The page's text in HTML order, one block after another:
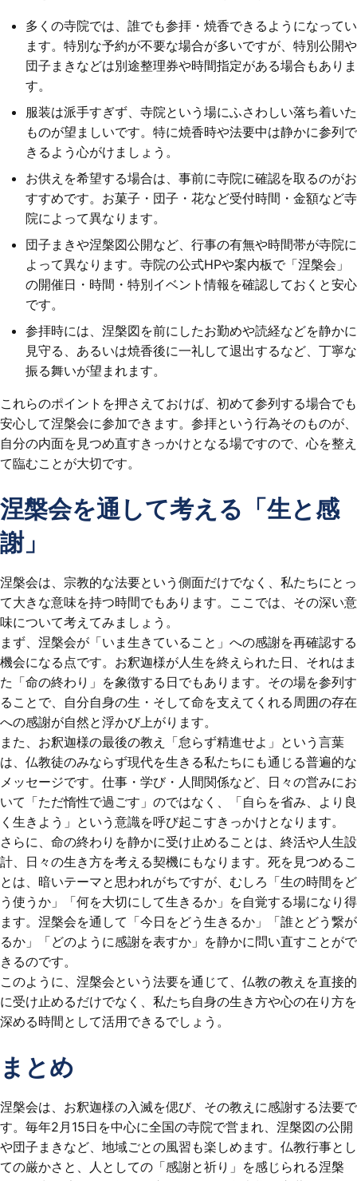
多くの寺院では、誰でも参拝・焼香できるようになってい
ます。特別な予約が不要な場合が多いですが、特別公開や
団子まきなどは別途整理券や時間指定がある場合もありま
す。
服装は派手すぎず、寺院という場にふさわしい落ち着いた
ものが望ましいです。特に焼香時や法要中は静かに参列で
きるよう心がけましょう。
お供えを希望する場合は、事前に寺院に確認を取るのがお
すすめです。お菓子・団子・花など受付時間・金額など寺
院によって異なります。
団子まきや涅槃図公開など、行事の有無や時間帯が寺院に
よって異なります。寺院の公式HPや案内板で「涅槃会」
の開催日・時間・特別イベント情報を確認しておくと安心
です。
参拝時には、涅槃図を前にしたお勤めや読経などを静かに
見守る、あるいは焼香後に一礼して退出するなど、丁寧な
振る舞いが望まれます。
これらのポイントを押さえておけば、初めて参列する場合でも
安心して涅槃会に参加できます。参拝という行為そのものが、
自分の内面を見つめ直すきっかけとなる場ですので、心を整え
て臨むことが大切です。
涅槃会を通して考える「生と感
謝」
涅槃会は、宗教的な法要という側面だけでなく、私たちにとっ
て大きな意味を持つ時間でもあります。ここでは、その深い意
味について考えてみましょう。
まず、涅槃会が「いま生きていること」への感謝を再確認する
機会になる点です。お釈迦様が人生を終えられた日、それはま
た「命の終わり」を象徴する日でもあります。その場を参列す
ることで、自分自身の生・そして命を支えてくれる周囲の存在
への感謝が自然と浮かび上がります。
また、お釈迦様の最後の教え「怠らず精進せよ」という言葉
は、仏教徒のみならず現代を生きる私たちにも通じる普遍的な
メッセージです。仕事・学び・人間関係など、日々の営みにお
いて「ただ惰性で過ごす」のではなく、「自らを省み、より良
く生きよう」という意識を呼び起こすきっかけとなります。
さらに、命の終わりを静かに受け止めることは、終活や人生設
計、日々の生き方を考える契機にもなります。死を見つめるこ
とは、暗いテーマと思われがちですが、むしろ「生の時間をど
う使うか」「何を大切にして生きるか」を自覚する場になり得
ます。涅槃会を通して「今日をどう生きるか」「誰とどう繋が
るか」「どのように感謝を表すか」を静かに問い直すことがで
きるのです。
このように、涅槃会という法要を通じて、仏教の教えを直接的
に受け止めるだけでなく、私たち自身の生き方や心の在り方を
深める時間として活用できるでしょう。
まとめ
涅槃会は、お釈迦様の入滅を偲び、その教えに感謝する法要で
す。毎年2月15日を中心に全国の寺院で営まれ、涅槃図の公開
や団子まきなど、地域ごとの風習も楽しめます。仏教行事とし
ての厳かさと、人としての「感謝と祈り」を感じられる涅槃